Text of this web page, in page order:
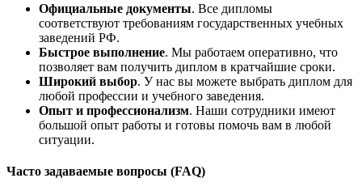
Официальные документы. Все дипломы
соответствуют требованиям государственных учебных
заведений РФ.
Быстрое выполнение. Мы работаем оперативно, что
позволяет вам получить диплом в кратчайшие сроки.
Широкий выбор. У нас вы можете выбрать диплом для
любой профессии и учебного заведения.
Опыт и профессионализм. Наши сотрудники имеют
большой опыт работы и готовы помочь вам в любой
ситуации.
Часто задаваемые вопросы (FAQ)